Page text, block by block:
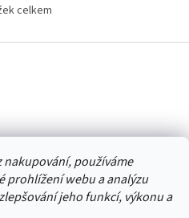
nakupování, používáme
prohlížení webu a analýzu
jeho funkcí, výkonu a
O
l
í
p
r
v
k
y
celkem